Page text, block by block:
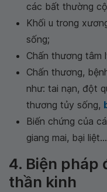
các bất thường
Khối u trong
sống;
Chấn thương tâm
Chấn thương,
như: tai nạn, đột
thương tủy sống,
Biến chứng của
giang mai, bại liệt...
4. Biện pháp
thần kinh